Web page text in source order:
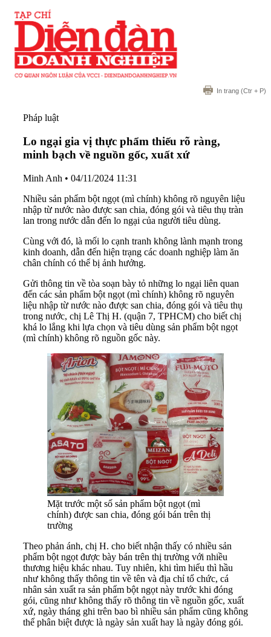
In trang (Ctr + P)
Pháp luật
Lo ngại gia vị thực phẩm thiếu rõ ràng,
minh bạch về nguồn gốc, xuất xứ
Minh Anh • 04/11/2024 11:31
Nhiều sản phẩm bột ngọt (mì chính) không rõ nguyên liệu
nhập từ nước nào được san chia, đóng gói và tiêu thụ tràn
lan trong nước dẫn đến lo ngại của người tiêu dùng.
Cùng với đó, là mối lo cạnh tranh không lành mạnh trong
kinh doanh, dẫn đến hiện trạng các doanh nghiệp làm ăn
chân chính có thể bị ảnh hưởng.
Gửi thông tin về tòa soạn bày tỏ những lo ngại liên quan
đến các sản phẩm bột ngọt (mì chính) không rõ nguyên
liệu nhập từ nước nào được san chia, đóng gói và tiêu thụ
trong nước, chị Lê Thị H. (quận 7, TPHCM) cho biết chị
khá lo lắng khi lựa chọn và tiêu dùng sản phẩm bột ngọt
(mì chính) không rõ nguồn gốc này.
Mặt trước một số sản phẩm bột ngọt (mì
chính) được san chia, đóng gói bán trên thị
trường
Theo phản ánh, chị H. cho biết nhận thấy có nhiều sản
phẩm bột ngọt được bày bán trên thị trường với nhiều
thương hiệu khác nhau. Tuy nhiên, khi tìm hiểu thì hầu
như không thấy thông tin về tên và địa chỉ tổ chức, cá
nhân sản xuất ra sản phẩm bột ngọt này trước khi đóng
gói, cũng như không thấy rõ thông tin về nguồn gốc, xuất
xứ, ngày tháng ghi trên bao bì nhiều sản phẩm cũng không
thể phân biệt được là ngày sản xuất hay là ngày đóng gói.